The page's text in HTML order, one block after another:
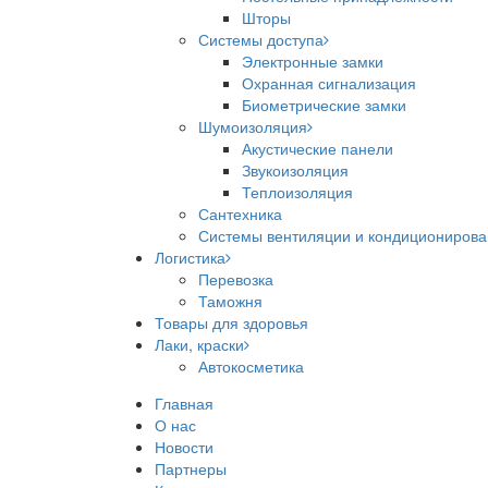
Шторы
Системы доступа
Электронные замки
Охранная сигнализация
Биометрические замки
Шумоизоляция
Акустические панели
Звукоизоляция
Теплоизоляция
Сантехника
Системы вентиляции и
Логистика
Перевозка
Таможня
Товары для здоровья
Лаки, краски
Автокосметика
Главная
О нас
Новости
Партнеры